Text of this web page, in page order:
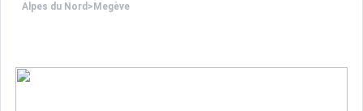
Alpes du Nord > Megève